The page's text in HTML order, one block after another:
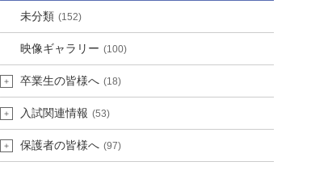
未分類 (152)
映像ギャラリー (100)
卒業生の皆様へ (18)
入試関連情報 (53)
保護者の皆様へ (97)